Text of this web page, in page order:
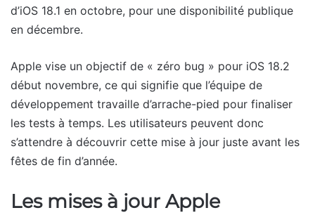
d’iOS 18.1 en octobre, pour une disponibilité publique
en décembre.
Apple vise un objectif de « zéro bug » pour iOS 18.2
début novembre, ce qui signifie que l’équipe de
développement travaille d’arrache-pied pour finaliser
les tests à temps. Les utilisateurs peuvent donc
s’attendre à découvrir cette mise à jour juste avant les
fêtes de fin d’année.
Les mises à jour Apple